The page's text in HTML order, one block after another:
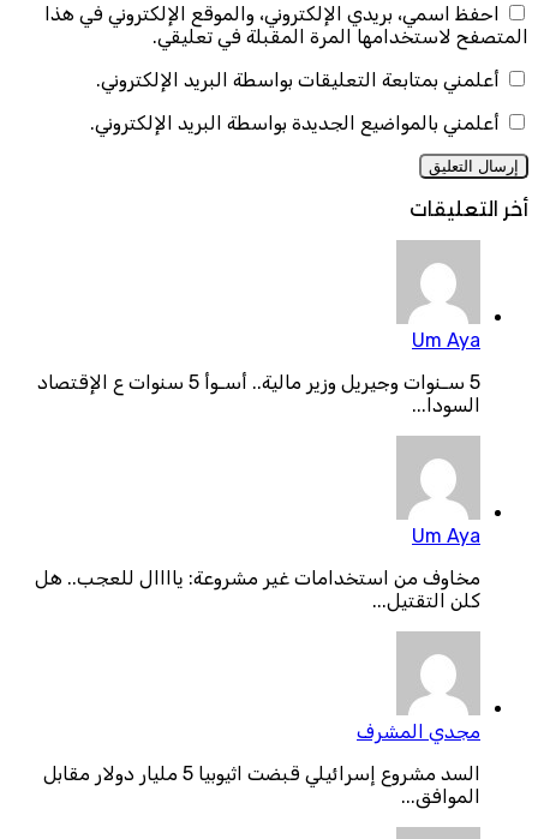
احفظ اسمي، بريدي الإلكتروني، والموقع الإلكتروني في هذا
المتصفح لاستخدامها المرة المقبلة في تعليقي.
أعلمني بمتابعة التعليقات بواسطة البريد الإلكتروني.
أعلمني بالمواضيع الجديدة بواسطة البريد الإلكتروني.
أخر التعليقات
Um Aya
5 سـنوات وجيريل وزير مالية.. أسـوأ 5 سنوات ع الإقتصاد
السودا...
Um Aya
مخاوف من استخدامات غير مشروعة: ياااال للعجب.. هل
كلن التقتيل...
مجدي المشرف
السد مشروع إسرائيلي قبضت اثيوبيا 5 مليار دولار مقابل
الموافق...